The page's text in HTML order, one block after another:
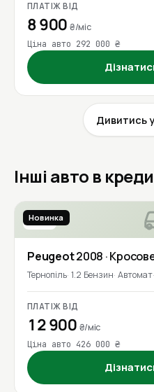
ПЛАТІЖ ВІД
8 900₴/міс
Ціна авто 292 000 ₴
Дивитись
Інші авто в
2016
Новинка
Peugeot2008 ·
Тернопіль 1.2 Бензин Автомат
ПЛАТІЖ ВІД
12 900 ₴/міс
Ціна авто 426 000 ₴